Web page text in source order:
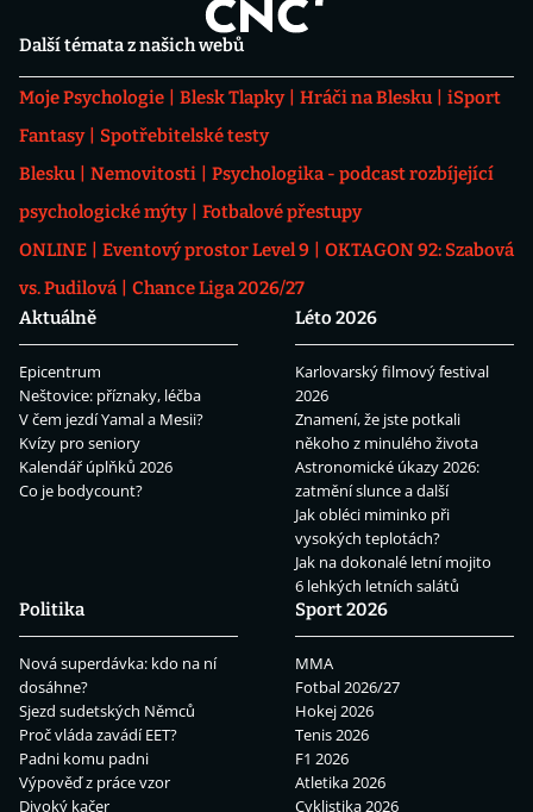
Další témata z našich webů
Moje Psychologie Blesk Tlapky Hráči na Blesku
iSport
Fantasy
Spotřebitelské testy
Blesku
Nemovitosti
Psychologika - podcast rozbíjející
psychologické mýty
Fotbalové přestupy
ONLINE
Eventový prostor Level 9
OKTAGON 92: Szabová
vs. Pudilová
Chance Liga 2026/27
Aktuálně
Epicentrum
Neštovice: příznaky, léčba
V čem jezdí Yamal a Mesii?
Kvízy pro seniory
Kalendář úplňků 2026
Co je bodycount?
Léto 2026
Karlovarský filmový festival
2026
Znamení, že jste potkali
někoho z minulého života
Astronomické úkazy 2026:
zatmění slunce a další
Jak obléci miminko při
vysokých teplotách?
Jak na dokonalé letní mojito
6 lehkých letních salátů
Politika
Nová superdávka: kdo na ní
dosáhne?
Sjezd sudetských Němců
Proč vláda zavádí EET?
Padni komu padni
Výpověď z práce vzor
Divoký kačer
Sport 2026
MMA
Fotbal 2026/27
Hokej 2026
Tenis 2026
F1 2026
Atletika 2026
Cyklistika 2026